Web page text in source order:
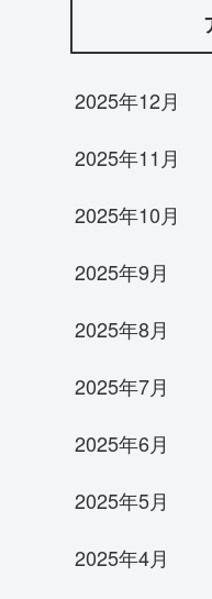
2025年12月
2025年11月
2025年10月
2025年9月
2025年8月
2025年7月
2025年6月
2025年5月
2025年4月